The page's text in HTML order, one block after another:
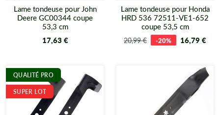
Lame tondeuse pour John
Deere GC00344 coupe
53,3 cm
17,63 €
Lame tondeuse pour Honda
HRD 536 72511-VE1-652
coupe 53,5 cm
20,99 € -20% 16,79 €
QUALITÉ PRO
SUPER LOT